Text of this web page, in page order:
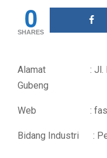
0
SHARES
Alamat : Jl.
Gubeng
Web :
Bidang Industri :